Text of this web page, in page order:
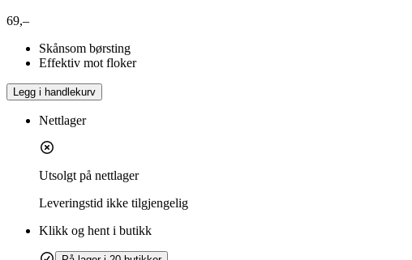
69,–
Skånsom børsting
Effektiv mot floker
Legg i handlekurv
Nettlager
Utsolgt på nettlager
Leveringstid ikke tilgjengelig
Klikk og hent i butikk